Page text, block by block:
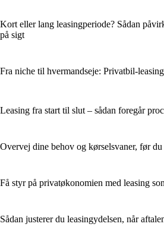
Kort eller lang leasingperiode? Sådan
på sigt
Fra niche til hvermandseje: Privatbil-
Leasing fra start til slut – sådan foregår
Overvej dine behov og kørselsvaner, før
Få styr på privatøkonomien med leasing
Sådan justerer du leasingydelsen, når